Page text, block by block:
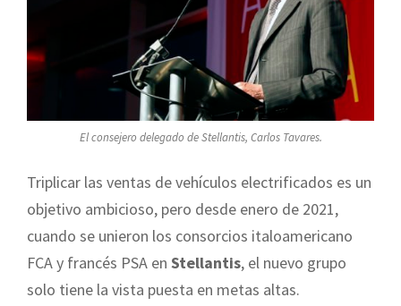
El consejero delegado de Stellantis, Carlos Tavares.
Triplicar las ventas de vehículos electrificados es un
objetivo ambicioso, pero desde enero de 2021,
cuando se unieron los consorcios italoamericano
FCA y francés PSA en Stellantis, el nuevo grupo
solo tiene la vista puesta en metas altas.